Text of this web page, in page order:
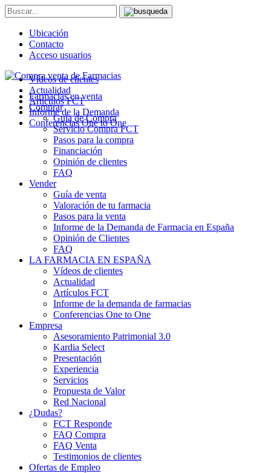
Ubicación
Contacto
Acceso usuarios
Farmacias en venta
Comprar
Guía de Compra
Servicio Compra FCT
Pasos para la compra
Financiación
Opinión de clientes
FAQ
Vender
Guía de venta
Valoración de tu farmacia
Pasos para la venta
Informe de la Demanda de Farmacia en España
Opinión de Clientes
FAQ
LA FARMACIA EN ESPAÑA
Vídeos de clientes
Actualidad
Artículos FCT
Informe de la demanda de farmacias
Conferencias One to One
Empresa
Asesoramiento Patrimonial 3.0
Kardia Select
Presentación
Experiencia
Servicios
Propuesta de Valor
Red Nacional
¿Dudas?
FCT Responde
FAQ Compra
FAQ Venta
Testimonios de clientes
Ofertas de Empleo
Vídeos de clientes
Actualidad
Artículos FCT
Informe de la Demanda
Conferencias One to One